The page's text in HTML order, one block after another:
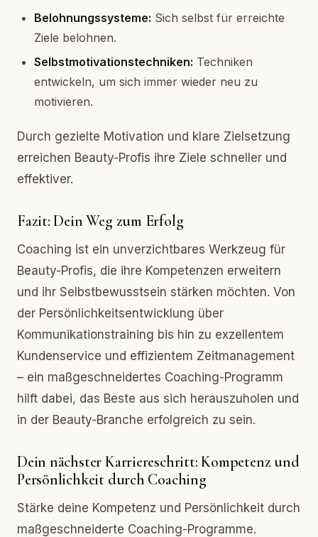
Belohnungssysteme: Sich selbst für erreichte
Ziele belohnen.
Selbstmotivationstechniken: Techniken
entwickeln, um sich immer wieder neu zu
motivieren.
Durch gezielte Motivation und klare Zielsetzung
erreichen Beauty-Profis ihre Ziele schneller und
effektiver.
Fazit: Dein Weg zum Erfolg
Coaching ist ein unverzichtbares Werkzeug für
Beauty-Profis, die ihre Kompetenzen erweitern
und ihr Selbstbewusstsein stärken möchten. Von
der Persönlichkeitsentwicklung über
Kommunikationstraining bis hin zu exzellentem
Kundenservice und effizientem Zeitmanagement
– ein maßgeschneidertes Coaching-Programm
hilft dabei, das Beste aus sich herauszuholen und
in der Beauty-Branche erfolgreich zu sein.
Dein nächster Karriereschritt: Kompetenz und
Persönlichkeit durch Coaching
Stärke deine Kompetenz und Persönlichkeit durch
maßgeschneiderte Coaching-Programme.